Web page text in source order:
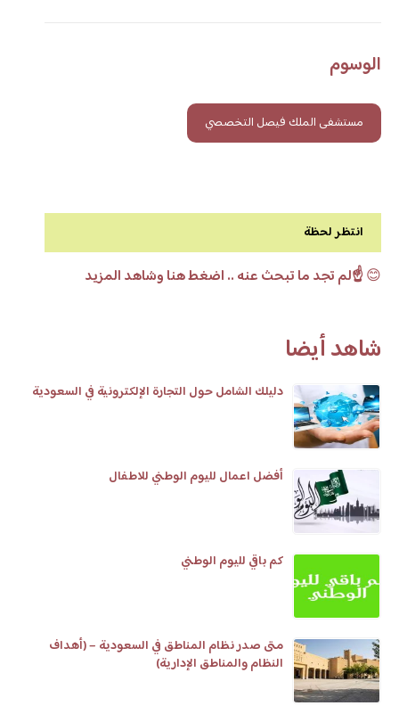
الوسوم
مستشفى الملك فيصل التخصصي
انتظر لحظة
😊☝️لم تجد ما تبحث عنه .. اضغط هنا وشاهد المزيد
شاهد أيضا
دليلك الشامل حول التجارة الإلكترونية في السعودية
أفضل اعمال لليوم الوطني للاطفال
كم باقي لليوم الوطني
متى صدر نظام المناطق في السعودية – (أهداف
النظام والمناطق الإدارية)